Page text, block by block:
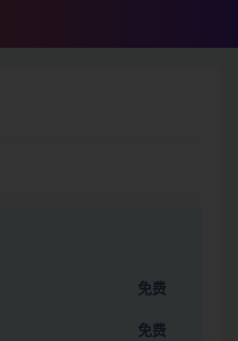
免费
免费